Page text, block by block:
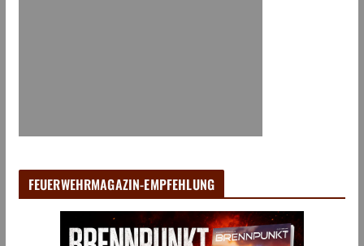
FEUERWEHRMAGAZIN-EMPFEHLUNG